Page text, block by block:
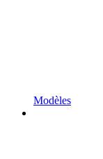
Modèles